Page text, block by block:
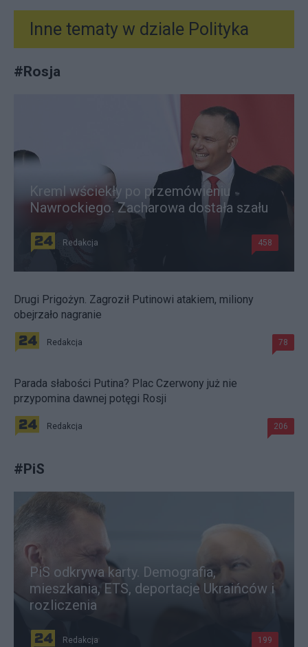
Inne tematy w dziale Polityka
#Rosja
Kreml wściekły po przemówieniu
Nawrockiego. Zacharowa dostała szału
Redakcja 458
Drugi Prigożyn. Zagroził Putinowi atakiem, miliony
obejrzało nagranie
Redakcja 78
Parada słabości Putina? Plac Czerwony już nie
przypomina dawnej potęgi Rosji
Redakcja 206
#PiS
PiS odkrywa karty. Demografia,
mieszkania, ETS, deportacje Ukraińców i
rozliczenia
Redakcja 199